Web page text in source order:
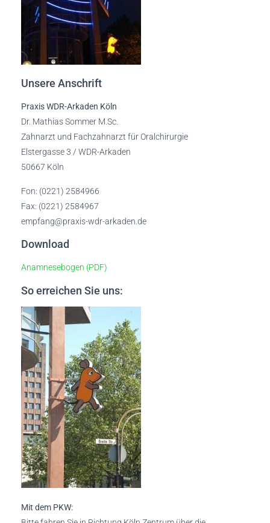
Unsere Anschrift
Praxis WDR-Arkaden Köln
Dr. Mathias Sommer M.Sc.
Zahnarzt und Fachzahnarzt für Oralchirurgie
Elstergasse 3 / WDR-Arkaden
50667 Köln
Fon: (0221) 2584966
Fax: (0221) 2584967
empfang@praxis-wdr-arkaden.de
Download
Anamnesebogen (PDF)
So erreichen Sie uns:
Mit dem PKW: